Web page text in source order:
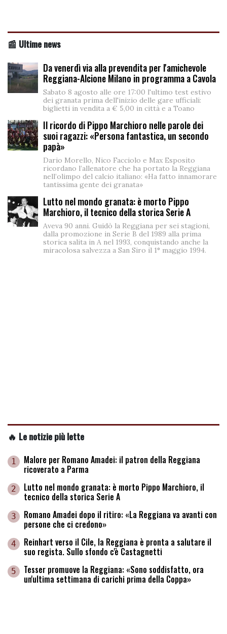
📰 Ultime news
Da venerdì via alla prevendita per l'amichevole
Reggiana-Alcione Milano in programma a Cavola
Sabato 8 agosto alle ore 17:00 l'ultimo test estivo
dei granata prima dell'inizio delle gare ufficiali:
biglietti in vendita a € 5,00 in città e a Toano
Il ricordo di Pippo Marchioro nelle parole dei
suoi ragazzi: «Persona fantastica, un secondo
papà»
Dario Morello, Nico Facciolo e Max Esposito
ricordano l’allenatore che ha portato la Reggiana
nell’olimpo del calcio italiano: «Ha fatto innamorare
tantissima gente dei granata»
Lutto nel mondo granata: è morto Pippo
Marchioro, il tecnico della storica Serie A
Aveva 90 anni. Guidò la Reggiana per sei stagioni,
dalla promozione in Serie B del 1989 alla prima
storica salita in A nel 1993, conquistando anche la
miracolosa salvezza a San Siro il 1° maggio 1994.
🔥 Le notizie più lette
1 Malore per Romano Amadei: il patron della Reggiana
ricoverato a Parma
2 Lutto nel mondo granata: è morto Pippo Marchioro, il
tecnico della storica Serie A
3 Romano Amadei dopo il ritiro: «La Reggiana va avanti con
persone che ci credono»
4 Reinhart verso il Cile, la Reggiana è pronta a salutare il
suo regista. Sullo sfondo c'è Castagnetti
5 Tesser promuove la Reggiana: «Sono soddisfatto, ora
un'ultima settimana di carichi prima della Coppa»